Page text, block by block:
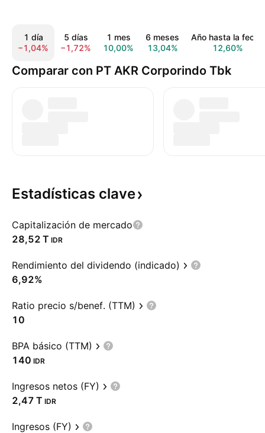
1 día
−1,04%
5 días
−1,72%
1 mes
10,00%
6 meses
13,04%
Año hasta la fecha
12,60%
Comparar con PT AKR Corporindo Tbk
Estadísticas clave
Capitalización de mercado
‪28,52 T‬ IDR
Rendimiento del dividendo (indicado)
6,92%
Ratio precio s/benef. (TTM)
10
BPA básico (TTM)
140 IDR
Ingresos netos (FY)
‪2,47 T‬ IDR
Ingresos (FY)